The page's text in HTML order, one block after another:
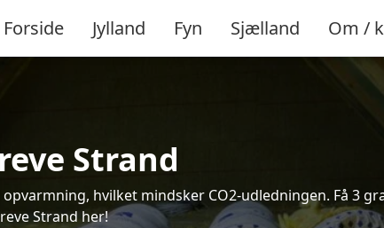
Forside Jylland Fyn Sjælland Om /
Strand
hvilket mindsker CO2-udledningen. Få 3
Strand her!